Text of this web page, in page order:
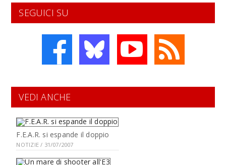
SEGUICI SU
VEDI ANCHE
F.E.A.R. si espande il doppio
NOTIZIE / 31/07/2007